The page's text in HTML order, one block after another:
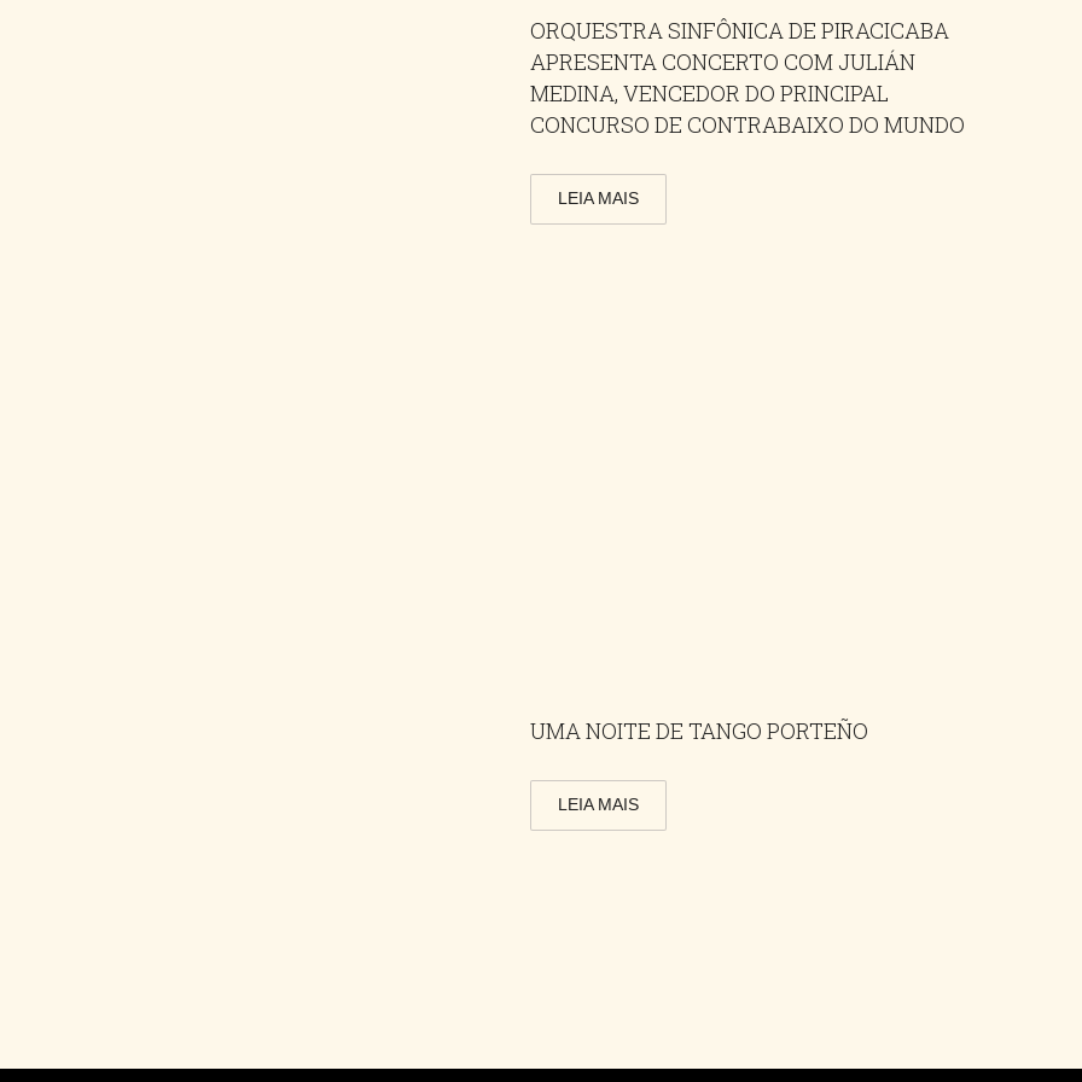
ORQUESTRA SINFÔNICA DE PIRACICABA
APRESENTA CONCERTO COM JULIÁN
MEDINA, VENCEDOR DO PRINCIPAL
CONCURSO DE CONTRABAIXO DO MUNDO
LEIA MAIS
UMA NOITE DE TANGO PORTEÑO
LEIA MAIS